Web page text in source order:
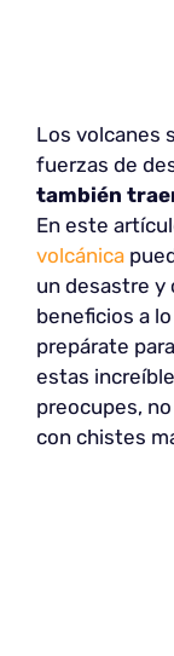
Los volcanes
fuerzas de
también
En este
volcánica
un desastre y
beneficios a
prepárate
estas
preocupes,
con chistes